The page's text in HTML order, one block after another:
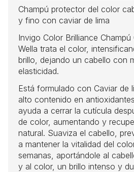
Champú protector del color
y fino con caviar de lima
Invigo Color Brilliance
Wella trata el color,
brillo, dejando un cabello con
elasticidad.
Está formulado con Caviar de
alto contenido en
ayuda a cerrar la cutícula
de color, aumentando y
natural. Suaviza el cabello,
a mantener la vitalidad del
semanas, aportándole al
y al color, un brillo intenso y